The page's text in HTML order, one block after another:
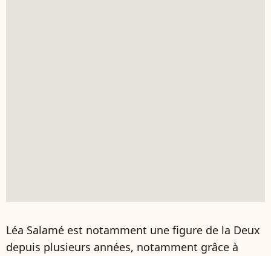
Léa Salamé est notamment une figure de la Deux
depuis plusieurs années, notamment grâce à